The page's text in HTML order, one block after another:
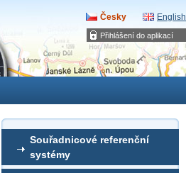
Přihlášení do aplikací
Česky English
Souřadnicové referenční
systémy